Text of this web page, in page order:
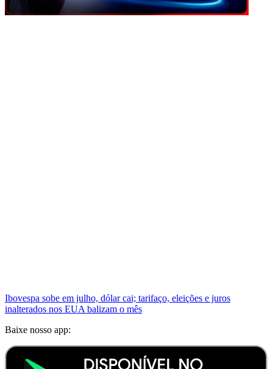
Ibovespa sobe em julho, dólar cai; tarifaço, eleições e juros
inalterados nos EUA balizam o mês
Baixe nosso app: